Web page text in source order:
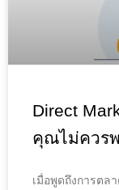
Direct
คุณไม่ควร
เมื่อพูดถึงการตล